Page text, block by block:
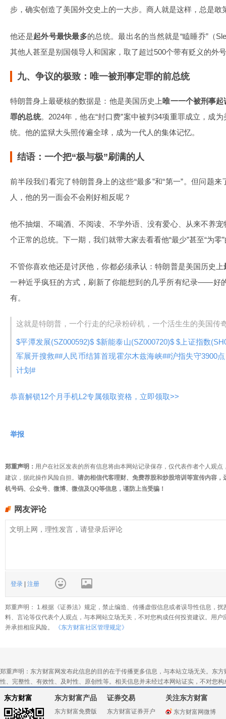
步，确实创造了美国外交史上的一大步。商人就是这样，总是敢
他还是起外号最快最多的总统。最出名的当然就是“瞌睡乔”（
其他人甚至是别国领导人和国家，取了超过500个带有贬义的外
九、争议的极致：唯一被刑事定罪的前总统
特朗普身上最硬核的数据是：他是美国历史上唯一一个被刑事
罪的总统。2024年，他在“封口费”案中被判34项重罪成立，成
统。他的监狱大头照传遍全球，成为一代人的集体记忆。
结语：一个把“极与极”刷满的人
前半段我们看完了特朗普身上的这些“最多”和“第一”。但问题
人，他的另一面会不会刚好相反呢？
他不抽烟、不喝酒、不阅读、不学外语、没有爱心、从来不养
个正常的总统。下一期，我们就带大家去看看他“最少”甚至“为零
不管你喜欢他还是讨厌他，你都必须承认：特朗普是美国历史上
一种近乎疯狂的方式，刷新了你能想到的几乎所有纪录——好
有。
这就是特朗普，一个行走的纪录粉碎机，一个活生生的美国传
$平潭发展(SZ000592)$ $新能泰山(SZ000720)$ $上证指数
军展开搜救##人民币结算首现霍尔木兹海峡##沪指失守3900
计划#
恭喜解锁12个月手机L2专属领取资格，立即领取>>
举报
郑重声明： 用户在社区发表的所有信息将由本网站记录保存，仅代表作者个人观
建议，据此操作风险自担。 请勿相信代客理财、免费荐股和炒股培训等宣传内容
机号码、公众号、微博、微信及QQ等信息，谨防上当受骗！
网友评论
登录 注册
郑重声明： 1.根据《证券法》规定，禁止编造、传播虚假信息或者误导性信息，
料、言论等仅代表个人观点，与本网站立场无关，不对您构成任何投资建议。用
并承担相应风险。
《东方财富社区管理规定》
郑重声明：东方财富网发布此信息的目的在于传播更多信息，与本站立场无关。东
性、完整性、有效性、及时性、原创性等。相关信息并未经过本网站证实，不对您
东方财富 东方财富产品
东方财富免费版
证券交易
东方财富证券开户
关注东方财富
东方财富网微博